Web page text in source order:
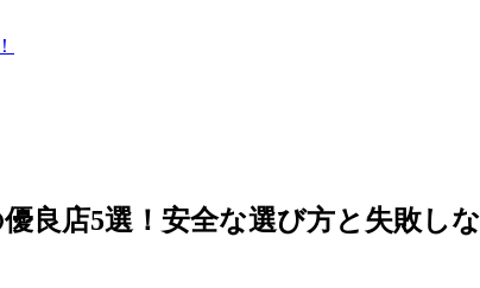
良店5選！安全な選び方と失敗し